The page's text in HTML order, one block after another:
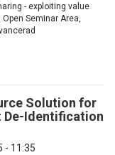
- exploiting value
Seminar Area,
Solution for
De-Identification
- 11:35